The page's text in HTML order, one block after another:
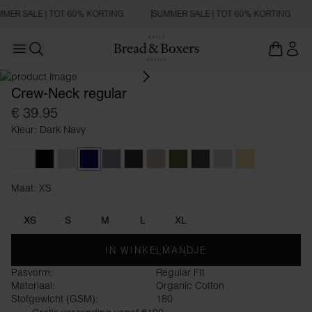
SALE | TOT 60% KORTING SUMMER SALE | TOT 60% KORTING
Open main menu
REGULAR FIT
Crew-Neck regular
€ 39.95
Kleur: Dark Navy
Maat: XS
XS S M L XL
IN WINKELMANDJE
Pasvorm:
Regular FIt
Materiaal:
Organic Cotton
Stofgewicht (GSM):
180